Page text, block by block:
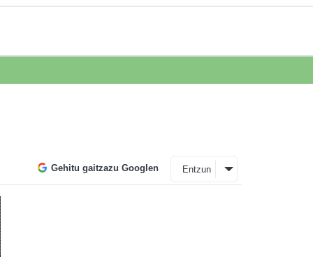
Gehitu gaitzazu Googlen Entzun